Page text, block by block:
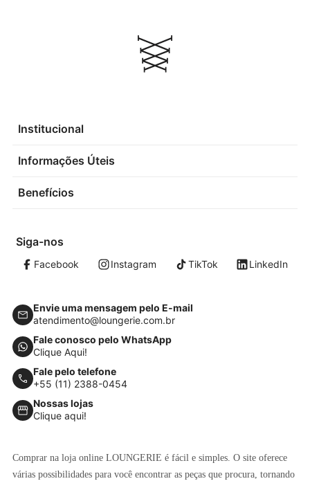
Institucional
Informações Úteis
Benefícios
Siga-nos
Facebook Instagram TikTok LinkedIn
Envie uma mensagem pelo E-mail
atendimento@loungerie.com.br
Fale conosco pelo WhatsApp
Clique Aqui!
Fale pelo telefone
+55 (11) 2388-0454
Nossas lojas
Clique aqui!
Comprar na loja online LOUNGERIE é fácil e simples. O site oferece
várias possibilidades para você encontrar as peças que procura, tornando